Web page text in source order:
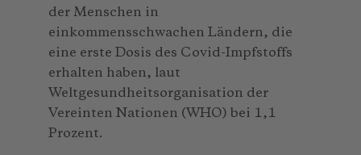
der Menschen in
einkommensschwachen Ländern, die
eine erste Dosis des Covid-Impfstoffs
erhalten haben, laut
Weltgesundheitsorganisation der
Vereinten Nationen (WHO) bei 1,1
Prozent.